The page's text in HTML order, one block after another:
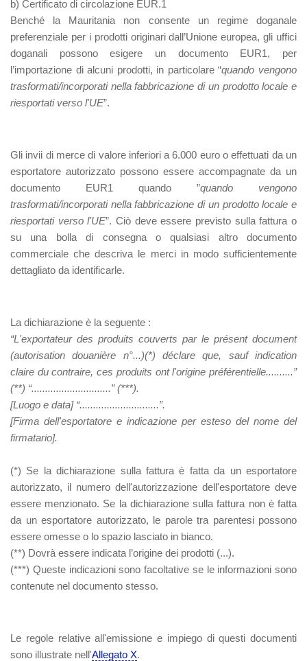
b) Certificato di circolazione EUR.1
Benché la Mauritania non consente un regime doganale
preferenziale per i prodotti originari dall’Unione europea, gli uffici
doganali possono esigere un documento EUR1, per
l’importazione di alcuni prodotti, in particolare “quando vengono
trasformati/incorporati nella fabbricazione di un prodotto locale e
riesportati verso l'UE”.
Gli invii di merce di valore inferiori a 6.000 euro o effettuati da un
esportatore autorizzato possono essere accompagnate da un
documento EUR1 quando ”quando vengono
trasformati/incorporati nella fabbricazione di un prodotto locale e
riesportati verso l'UE”. Ciò deve essere previsto sulla fattura o
su una bolla di consegna o qualsiasi altro documento
commerciale che descriva le merci in modo sufficientemente
dettagliato da identificarle.
La dichiarazione è la seguente :
“L'exportateur des produits couverts par le présent document
(autorisation douanière n°...)(*) déclare que, sauf indication
claire du contraire, ces produits ont l'origine préférentielle..........”
(**) “.............................” (***).
[Luogo e data] “.............................”.
[Firma dell'esportatore e indicazione per esteso del nome del
firmatario].
(*) Se la dichiarazione sulla fattura è fatta da un esportatore
autorizzato, il numero dell'autorizzazione dell'esportatore deve
essere menzionato. Se la dichiarazione sulla fattura non è fatta
da un esportatore autorizzato, le parole tra parentesi possono
essere omesse o lo spazio lasciato in bianco.
(**) Dovrà essere indicata l’origine dei prodotti (...).
(***) Queste indicazioni sono facoltative se le informazioni sono
contenute nel documento stesso.
Le regole relative all'emissione e impiego di questi documenti
sono illustrate nell'Allegato X.